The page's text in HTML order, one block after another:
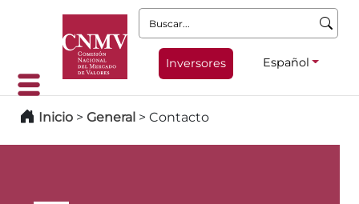
Buscar:
Inversores Español
Inicio > General > Contacto